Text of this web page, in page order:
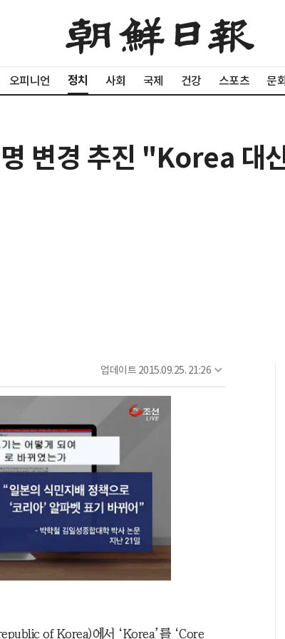
오피니언 정치 사회 국제 건강 스포츠 문
변경 추진 "Korea 대
업데이트 2015.09.25. 21:26
of Korea)에서 ‘Korea’를 ‘Core